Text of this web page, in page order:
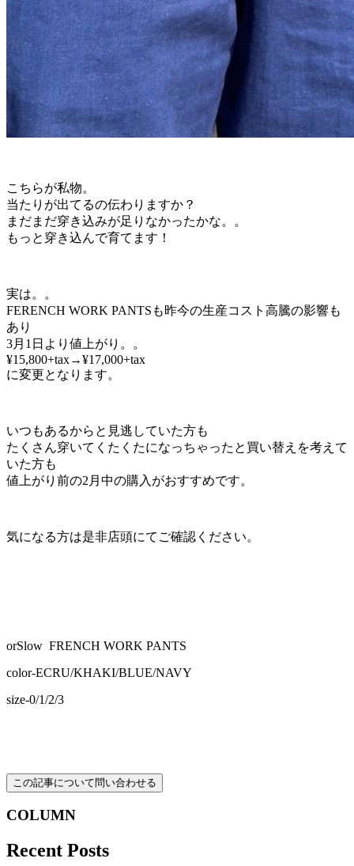
こちらが私物。
当たりが出てるの伝わりますか？
まだまだ穿き込みが足りなかったかな。。
もっと穿き込んで育てます！
実は。。
FERENCH WORK PANTSも昨今の生産コスト高騰の影響も
あり
3月1日より値上がり。。
¥15,800+tax→¥17,000+tax
に変更となります。
いつもあるからと見逃していた方も
たくさん穿いてくたくたになっちゃったと買い替えを考えて
いた方も
値上がり前の2月中の購入がおすすめです。
気になる方は是非店頭にてご確認ください。
orSlow FRENCH WORK PANTS
color-ECRU/KHAKI/BLUE/NAVY
size-0/1/2/3
COLUMN
Recent Posts